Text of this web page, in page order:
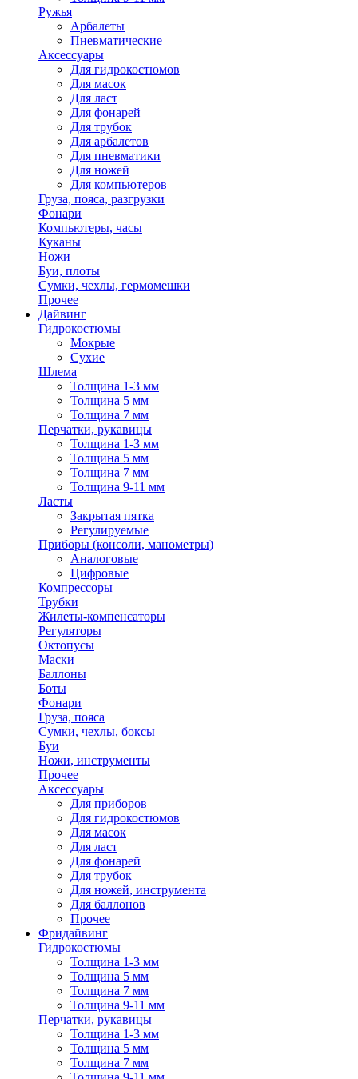
Ружья
Арбалеты
Пневматические
Аксессуары
Для гидрокостюмов
Для масок
Для ласт
Для фонарей
Для трубок
Для арбалетов
Для пневматики
Для ножей
Для компьютеров
Груза, пояса, разгрузки
Фонари
Компьютеры, часы
Куканы
Ножи
Буи, плоты
Сумки, чехлы, гермомешки
Прочее
Дайвинг
Гидрокостюмы
Мокрые
Сухие
Шлема
Толщина 1-3 мм
Толщина 5 мм
Толщина 7 мм
Перчатки, рукавицы
Толщина 1-3 мм
Толщина 5 мм
Толщина 7 мм
Толщина 9-11 мм
Ласты
Закрытая пятка
Регулируемые
Приборы (консоли, манометры)
Аналоговые
Цифровые
Компрессоры
Трубки
Жилеты-компенсаторы
Регуляторы
Октопусы
Маски
Баллоны
Боты
Фонари
Груза, пояса
Сумки, чехлы, боксы
Буи
Ножи, инструменты
Прочее
Аксессуары
Для приборов
Для гидрокостюмов
Для масок
Для ласт
Для фонарей
Для трубок
Для ножей, инструмента
Для баллонов
Прочее
Фридайвинг
Гидрокостюмы
Толщина 1-3 мм
Толщина 5 мм
Толщина 7 мм
Толщина 9-11 мм
Перчатки, рукавицы
Толщина 1-3 мм
Толщина 5 мм
Толщина 7 мм